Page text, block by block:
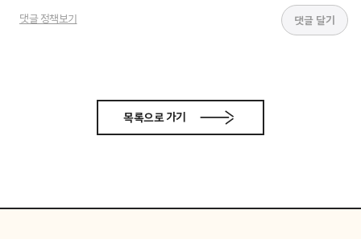
댓글 정책보기
목록으로 가기